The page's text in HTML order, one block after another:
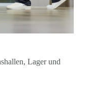
Lager und